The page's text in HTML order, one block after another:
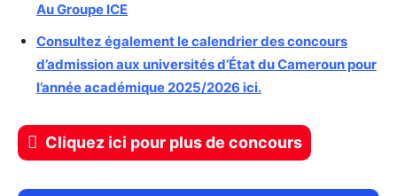
Au Groupe ICE
Consultez également le calendrier des concours
d’admission aux universités d’État du Cameroun pour
l’année académique 2025/2026 ici.
Cliquez ici pour plus de concours